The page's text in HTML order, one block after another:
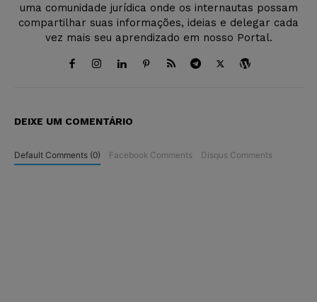
uma comunidade jurídica onde os internautas possam
compartilhar suas informações, ideias e delegar cada
vez mais seu aprendizado em nosso Portal.
DEIXE UM COMENTÁRIO
Default Comments (0) Facebook Comments Disqus Comments